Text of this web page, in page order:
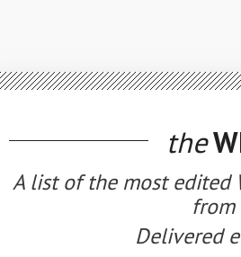
the
A list of the most edited
from
Delivered